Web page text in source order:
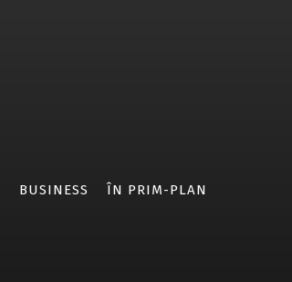
BUSINESS ÎN PRIM-PLAN